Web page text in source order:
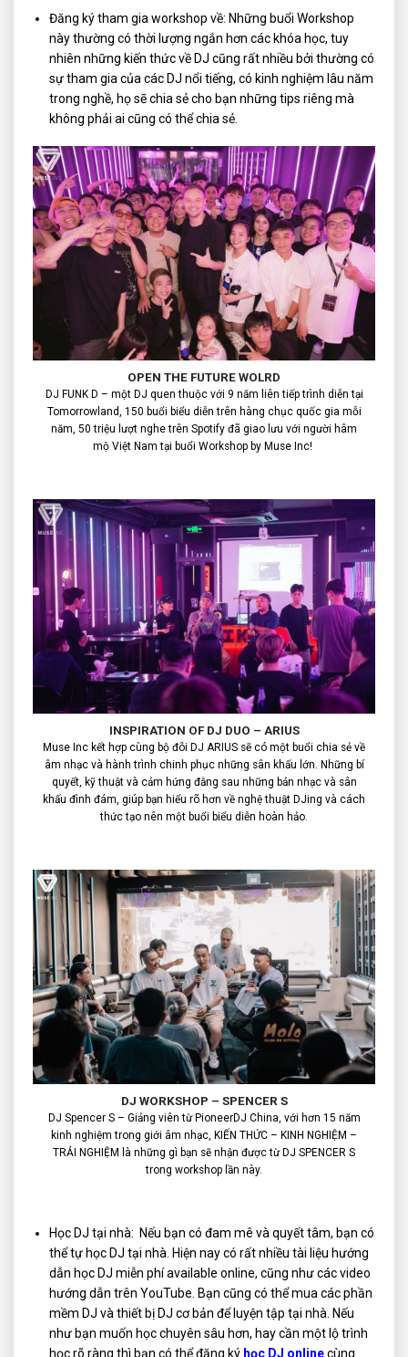
Đăng ký tham gia workshop về: Những buổi Workshop
này thường có thời lượng ngắn hơn các khóa học, tuy
nhiên những kiến thức về DJ cũng rất nhiều bởi thường có
sự tham gia của các DJ nổi tiếng, có kinh nghiệm lâu năm
trong nghề, họ sẽ chia sẻ cho bạn những tips riêng mà
không phải ai cũng có thể chia sẻ.
OPEN THE FUTURE WOLRD
DJ FUNK D – một DJ quen thuộc với 9 năm liên tiếp trình diễn tại
Tomorrowland, 150 buổi biểu diễn trên hàng chục quốc gia mỗi
năm, 50 triệu lượt nghe trên Spotify đã giao lưu với người hâm
mộ Việt Nam tại buổi Workshop by Muse Inc!
INSPIRATION OF DJ DUO – ARIUS
Muse Inc kết hợp cùng bộ đôi DJ ARIUS sẽ có một buổi chia sẻ về
âm nhạc và hành trình chinh phục những sân khấu lớn. Những bí
quyết, kỹ thuật và cảm hứng đằng sau những bản nhạc và sân
khấu đình đám, giúp bạn hiểu rõ hơn về nghệ thuật DJing và cách
thức tạo nên một buổi biểu diễn hoàn hảo.
DJ WORKSHOP – SPENCER S
DJ Spencer S – Giảng viên từ PioneerDJ China, với hơn 15 năm
kinh nghiệm trong giới âm nhạc, KIẾN THỨC – KINH NGHIỆM –
TRẢI NGHIỆM là những gì bạn sẽ nhận được từ DJ SPENCER S
trong workshop lần này.
Học DJ tại nhà: Nếu bạn có đam mê và quyết tâm, bạn có
thể tự học DJ tại nhà. Hiện nay có rất nhiều tài liệu hướng
dẫn học DJ miễn phí available online, cũng như các video
hướng dẫn trên YouTube. Bạn cũng có thể mua các phần
mềm DJ và thiết bị DJ cơ bản để luyện tập tại nhà. Nếu
như bạn muốn học chuyên sâu hơn, hay cần một lộ trình
học rõ ràng thì bạn có thể đăng ký học DJ onlinecùng